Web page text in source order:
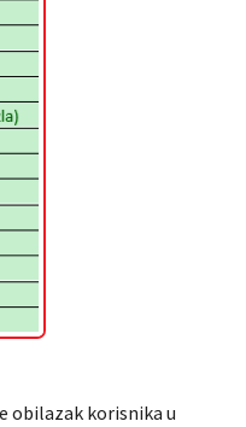
obilazak korisnika u